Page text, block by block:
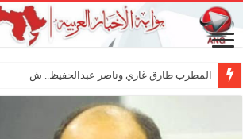
المطرب طارق غازي وناصر عبدالحفيظ.. شراكة فنية